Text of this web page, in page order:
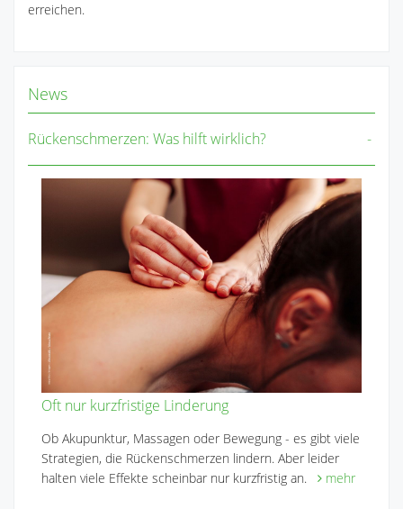
erreichen.
News
Rückenschmerzen: Was hilft wirklich?
Oft nur kurzfristige Linderung
Ob Akupunktur, Massagen oder Bewegung - es gibt viele
Strategien, die Rückenschmerzen lindern. Aber leider
halten viele Effekte scheinbar nur kurzfristig an.
mehr